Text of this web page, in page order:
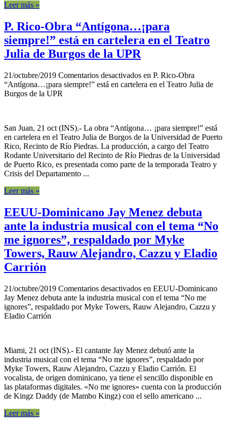
Leer más »
P. Rico-Obra “Antígona…¡para
siempre!” está en cartelera en el Teatro
Julia de Burgos de la UPR
21/octubre/2019 Comentarios desactivados en P. Rico-Obra
“Antígona…¡para siempre!” está en cartelera en el Teatro Julia de
Burgos de la UPR
San Juan, 21 oct (INS).- La obra “Antígona… ¡para siempre!” está
en cartelera en el Teatro Julia de Burgos de la Universidad de Puerto
Rico, Recinto de Río Piedras. La producción, a cargo del Teatro
Rodante Universitario del Recinto de Río Piedras de la Universidad
de Puerto Rico, es presentada como parte de la temporada Teatro y
Crisis del Departamento ...
Leer más »
EEUU-Dominicano Jay Menez debuta
ante la industria musical con el tema “No
me ignores”, respaldado por Myke
Towers, Rauw Alejandro, Cazzu y Eladio
Carrión
21/octubre/2019 Comentarios desactivados en EEUU-Dominicano
Jay Menez debuta ante la industria musical con el tema “No me
ignores”, respaldado por Myke Towers, Rauw Alejandro, Cazzu y
Eladio Carrión
Miami, 21 oct (INS).- El cantante Jay Menez debutó ante la
industria musical con el tema “No me ignores”, respaldado por
Myke Towers, Rauw Alejandro, Cazzu y Eladio Carrión. El
vocalista, de origen dominicano, ya tiene el sencillo disponible en
las plataformas digitales. «No me ignores» cuenta con la producción
de Kingz Daddy (de Mambo Kingz) con el sello americano ...
Leer más »